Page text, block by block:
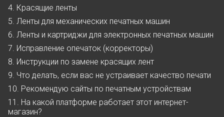
4. Красящие ленты
5. Ленты для механических печатных машин
6. Ленты и картриджи для электронных печатных машин
7. Исправление опечаток (корректоры)
8. Инструкции по замене красящих лент
9. Что делать, если вас не устраивает качество печати
10. Рекомендую сайты по печатным устройствам
11. На какой платформе работает этот интернет-
магазин?